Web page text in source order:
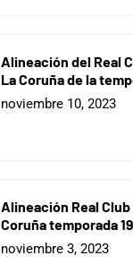
Alineación del Real
La Coruña de la
noviembre 10, 2023
Alineación Real
Coruña temporada
noviembre 3, 2023